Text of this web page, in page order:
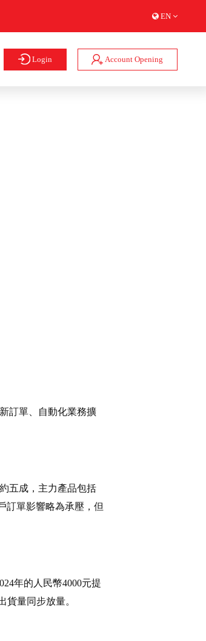
EN
Login Account Opening
訂單、自動化業務擴
五成，主力產品包括
訂單影響略為承壓，但
年的人民幣4000元提
量同步放量。